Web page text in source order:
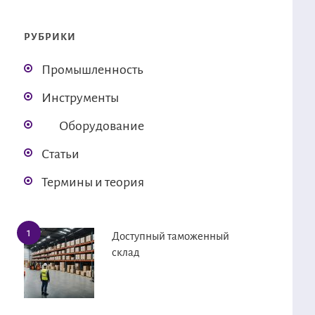
РУБРИКИ
Промышленность
Инструменты
Оборудование
Статьи
Термины и теория
Доступный таможенный
склад